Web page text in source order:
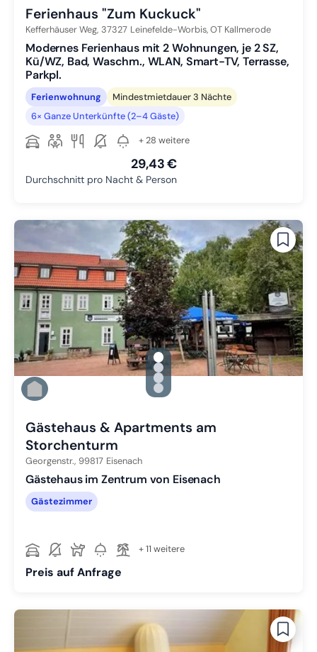
Ferienhaus "Zum Kuckuck"
Kefferhäuser Weg, 37327 Leinefelde-Worbis, OT Kallmerode
Modernes Ferienhaus mit 2 Wohnungen, je 2 SZ,
Kü/WZ, Bad, Waschm., WLAN, Smart-TV, Terrasse,
Parkpl.
Ferienwohnung
Mindestmietdauer 3 Nächte
6× Ganze Unterkünfte (2–4 Gäste)
+ 28 weitere
29,43 €
Durchschnitt pro Nacht & Person
gallery.slide_selector
Zu Slide 1 wechseln
Zu Slide 2 wechseln
Zu Slide 3 wechseln
Zu Slide 4 wechseln
Gästehaus & Apartments am
Storchenturm
Georgenstr., 99817 Eisenach
Gästehaus im Zentrum von Eisenach
Gästezimmer
+ 11 weitere
Preis auf Anfrage